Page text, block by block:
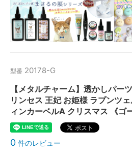
型番 20178-G
【メタルチャーム】透かしパー
リンセス 王妃 お姫様 ラプンツ
ィンカーベルA クリスマス 《ゴ
0 件のレビュー